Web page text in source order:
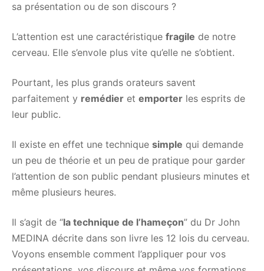
sa présentation ou de son discours ?
L’attention est une caractéristique fragile de notre
cerveau. Elle s’envole plus vite qu’elle ne s’obtient.
Pourtant, les plus grands orateurs savent
parfaitement y remédier et emporter les esprits de
leur public.
Il existe en effet une technique simple qui demande
un peu de théorie et un peu de pratique pour garder
l’attention de son public pendant plusieurs minutes et
même plusieurs heures.
Il s’agit de “la technique de l’hameçon” du Dr John
MEDINA décrite dans son livre les 12 lois du cerveau.
Voyons ensemble comment l’appliquer pour vos